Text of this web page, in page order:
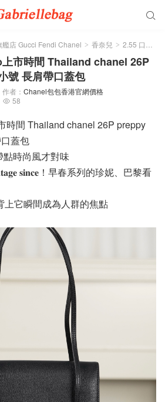

店 Gucci Fendi Chanel > 香奈兒 > 2.55 口盖包
市時間 Thailand chanel 26P
號 長肩帶口蓋包
作者： Chanel包包香港官網價格
 58
時間 Thailand chanel 26P preppy
蓋包
時尚風才對味
𝐬𝐢𝐧𝐜𝐞！早春系列的珍妮、巴黎看
上它瞬間成為人群的焦點